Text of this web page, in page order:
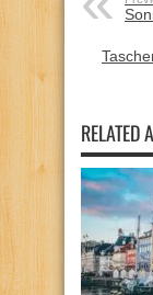
RELATED